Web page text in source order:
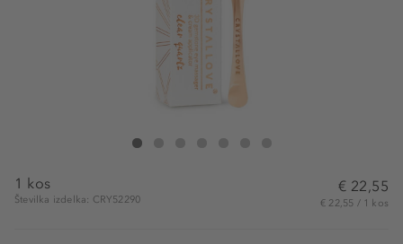
Crystallove 3D Clear Quartz Eye Massager
1 kos
Številka izdelka: CRY52290
€ 22,55
€ 22,55 / 1 kos